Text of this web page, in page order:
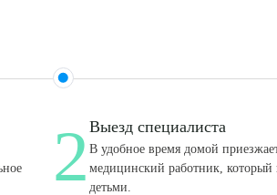
2 Выезд специалиста
В удобное время домой
медицинский работник,
детьми.